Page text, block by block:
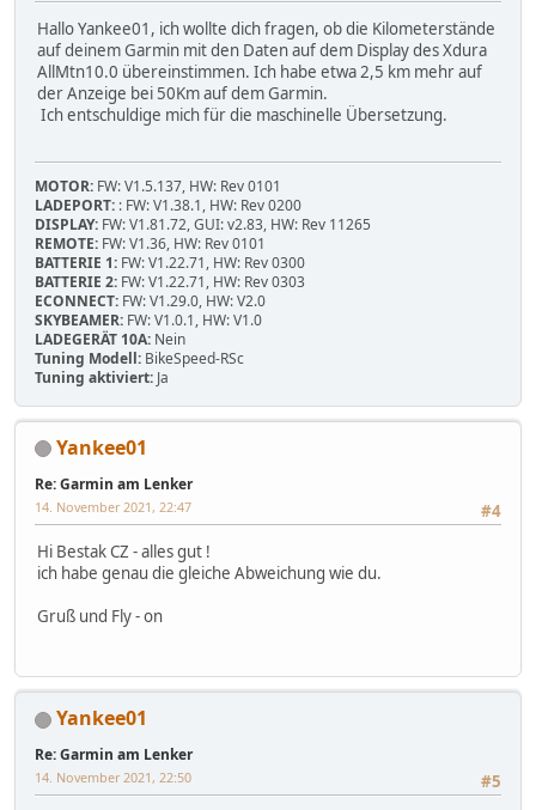
Hallo Yankee01, ich wollte dich fragen, ob die Kilometerstände
auf deinem Garmin mit den Daten auf dem Display des Xdura
AllMtn10.0 übereinstimmen. Ich habe etwa 2,5 km mehr auf
der Anzeige bei 50Km auf dem Garmin.
Ich entschuldige mich für die maschinelle Übersetzung.
MOTOR: FW: V1.5.137, HW: Rev 0101
LADEPORT: : FW: V1.38.1, HW: Rev 0200
DISPLAY: FW: V1.81.72, GUI: v2.83, HW: Rev 11265
REMOTE: FW: V1.36, HW: Rev 0101
BATTERIE 1: FW: V1.22.71, HW: Rev 0300
BATTERIE 2: FW: V1.22.71, HW: Rev 0303
ECONNECT: FW: V1.29.0, HW: V2.0
SKYBEAMER: FW: V1.0.1, HW: V1.0
LADEGERÄT 10A: Nein
Tuning Modell: BikeSpeed-RSc
Tuning aktiviert: Ja
Yankee01
Re: Garmin am Lenker
#4
14. November 2021, 22:47
Hi Bestak CZ - alles gut !
ich habe genau die gleiche Abweichung wie du.
Gruß und Fly - on
Yankee01
Re: Garmin am Lenker
#5
14. November 2021, 22:50